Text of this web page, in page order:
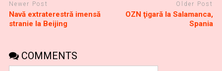
Newer Post
Navă extraterestră imensă
stranie la Beijing
Older Post
OZN ţigară la Salamanca,
Spania
COMMENTS